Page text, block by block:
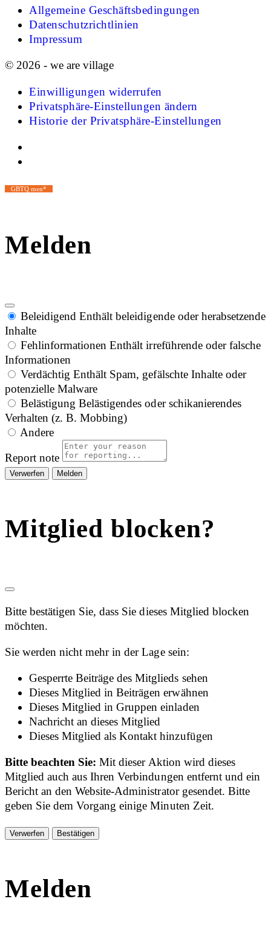
Allgemeine Geschäftsbedingungen
Datenschutzrichtlinien
Impressum
© 2026 - we are village
Einwilligungen widerrufen
Privatsphäre-Einstellungen ändern
Historie der Privatsphäre-Einstellungen
GBTQ men*
Melden
Beleidigend Enthält beleidigende oder herabsetzende
Inhalte
Fehlinformationen Enthält irreführende oder falsche
Informationen
Verdächtig Enthält Spam, gefälschte Inhalte oder
potenzielle Malware
Belästigung Belästigendes oder schikanierendes
Verhalten (z. B. Mobbing)
Andere
Report note
Melden
Mitglied blocken?
Bitte bestätigen Sie, dass Sie dieses Mitglied blocken
möchten.
Sie werden nicht mehr in der Lage sein:
Gesperrte Beiträge des Mitglieds sehen
Dieses Mitglied in Beiträgen erwähnen
Dieses Mitglied in Gruppen einladen
Nachricht an dieses Mitglied
Dieses Mitglied als Kontakt hinzufügen
Bitte beachten Sie:Mit dieser Aktion wird dieses
Mitglied auch aus Ihren Verbindungen entfernt und ein
Bericht an den Website-Administrator gesendet. Bitte
geben Sie dem Vorgang einige Minuten Zeit.
Bestätigen
Melden